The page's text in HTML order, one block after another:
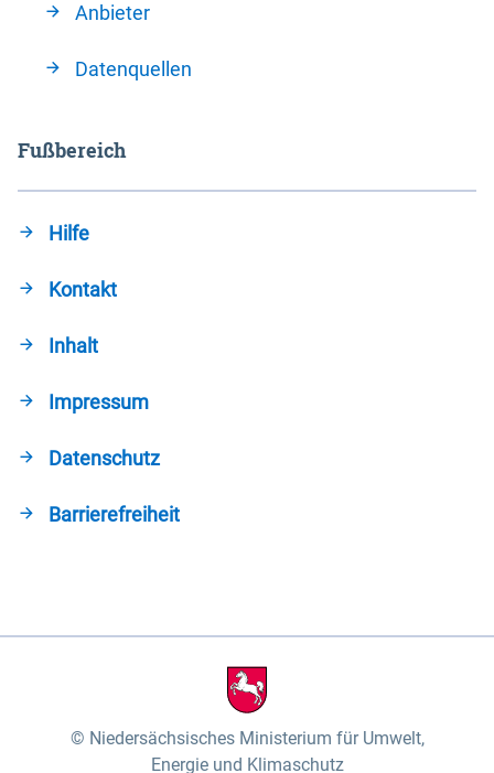
Anbieter
Datenquellen
Fußbereich
Hilfe
Kontakt
Inhalt
Impressum
Datenschutz
Barrierefreiheit
Niedersächsisches Ministerium für Umwelt,
Energie und Klimaschutz